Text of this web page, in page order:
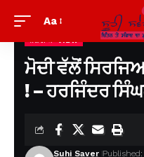
Aa
Suhi Saver>ਪੁਰਾਣੀਆਂ ਲਿਖਤਾਂ
ਮੋਦੀ ਵੱਲੋਂ
! – ਹਰਜਿੰਦਰ
Suhi Saver